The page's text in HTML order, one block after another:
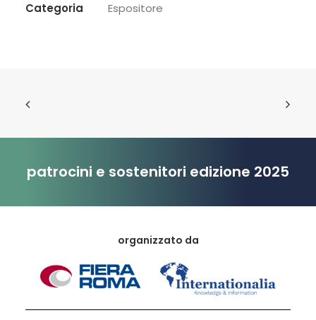
Categoria Espositore
patrocini e sostenitori edizione 2025
organizzato da